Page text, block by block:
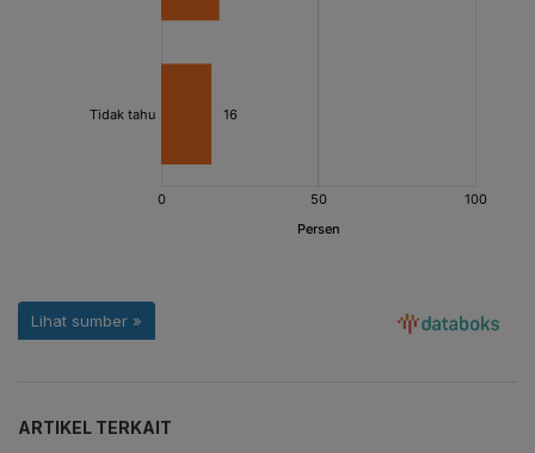
ARTIKEL TERKAIT